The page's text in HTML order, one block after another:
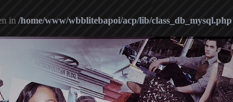
in /home/www/wbblitebapoi/acp/lib/class_db_mysql.php